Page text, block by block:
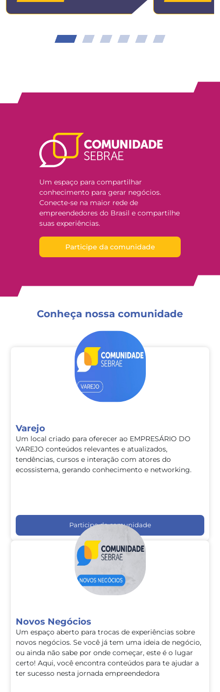
Um espaço para compartilhar
conhecimento para gerar negócios.
Conecte-se na maior rede de
empreendedores do Brasil e compartilhe
suas experiências.
Participe da comunidade
Conheça nossa comunidade
Varejo
Um local criado para oferecer ao EMPRESÁRIO DO
VAREJO conteúdos relevantes e atualizados,
tendências, cursos e interação com atores do
ecossistema, gerando conhecimento e networking.
Participe da comunidade
Novos Negócios
Um espaço aberto para trocas de experiências sobre
novos negócios. Se você já tem uma ideia de negócio,
ou ainda não sabe por onde começar, este é o lugar
certo! Aqui, você encontra conteúdos para te ajudar a
ter sucesso nesta jornada empreendedora